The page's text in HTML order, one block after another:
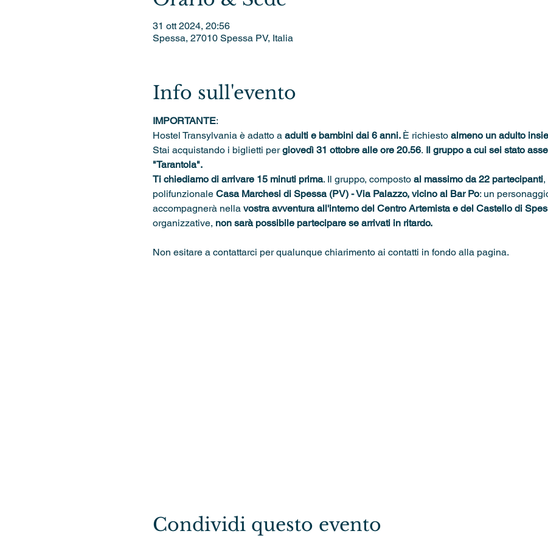
31 ott 2024, 20:56
Spessa, 27010 Spessa PV, Italia
Info sull'evento
IMPORTANTE:
Hostel Transylvania è adatto a adulti e bambini dai 6 anni. È richiesto almeno un adulto
Stai acquistando i biglietti per giovedì 31 ottobre alle ore 20.56. Il gruppo a cui sei stato
"Tarantola".
Ti chiediamo di arrivare 15 minuti prima. Il gruppo, composto al massimo da 22 partecipanti,
polifunzionale Casa Marchesi di Spessa (PV) - Via Palazzo, vicino al Bar Po: un
accompagnerà nella vostra avventura all'interno del Centro Artemista e del Castello di
organizzative, non sarà possibile partecipare se arrivati in ritardo.
Non esitare a contattarci per qualunque chiarimento ai contatti in fondo alla pagina.
Condividi questo evento